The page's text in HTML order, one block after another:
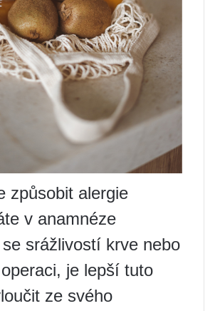
způsobit alergie
v anamnéze
srážlivostí krve nebo
je lepší tuto
ze svého